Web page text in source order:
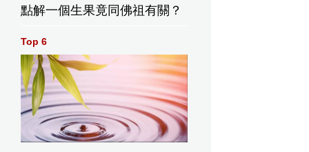
點解一個生果竟同佛祖有關？
Top 6